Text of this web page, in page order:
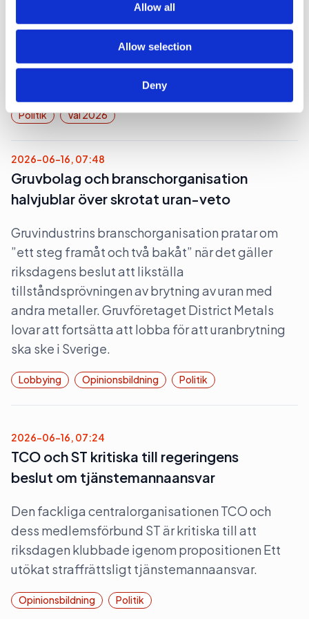
Allow all
Allow selection
Deny
Nej det blir inte Botkyrka när partiledaren (s)
Magdalena Andersson ger sig ut på en två dagars
valturné i Sverige. Dock blir det flera klassiska
Politik Val 2026
2026-06-16, 07:48
Gruvbolag och branschorganisation
halvjublar över skrotat uran-veto
Gruvindustrins branschorganisation pratar om
”ett steg framåt och två bakåt” när det gäller
riksdagens beslut att likställa
tillståndsprövningen av brytning av uran med
andra metaller. Gruvföretaget District Metals
lovar att fortsätta att lobba för att uranbrytning
ska ske i Sverige.
Lobbying Opinionsbildning Politik
2026-06-16, 07:24
TCO och ST kritiska till regeringens
beslut om tjänstemannaansvar
Den fackliga centralorganisationen TCO och
dess medlemsförbund ST är kritiska till att
riksdagen klubbade igenom propositionen Ett
utökat straffrättsligt tjänstemannaansvar.
Opinionsbildning Politik